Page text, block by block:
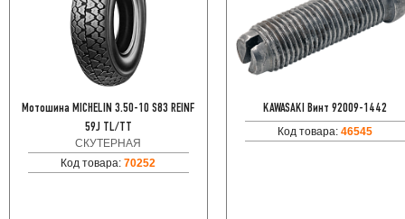
Мотошина MICHELIN 3.50-10 S83 REINF
59J TL/TT
СКУТЕРНАЯ
Код товара:70252
KAWASAKI Винт 92009-1442
Код товара: 46545